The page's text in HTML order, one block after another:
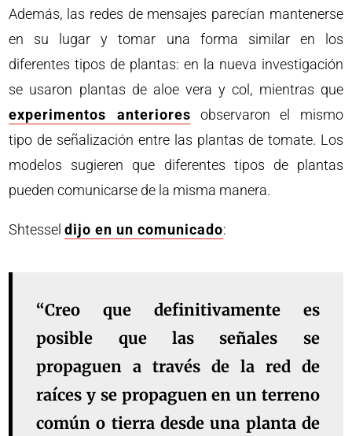
Además, las redes de mensajes parecían mantenerse
en su lugar y tomar una forma similar en los
diferentes tipos de plantas: en la nueva investigación
se usaron plantas de aloe vera y col, mientras que
experimentos anteriores observaron el mismo
tipo de señalización entre las plantas de tomate. Los
modelos sugieren que diferentes tipos de plantas
pueden comunicarse de la misma manera.
Shtesseldijo en un comunicado:
“Creo que definitivamente es
posible que las señales se
propaguen a través de la red de
raíces y se propaguen en un terreno
común o tierra desde una planta de